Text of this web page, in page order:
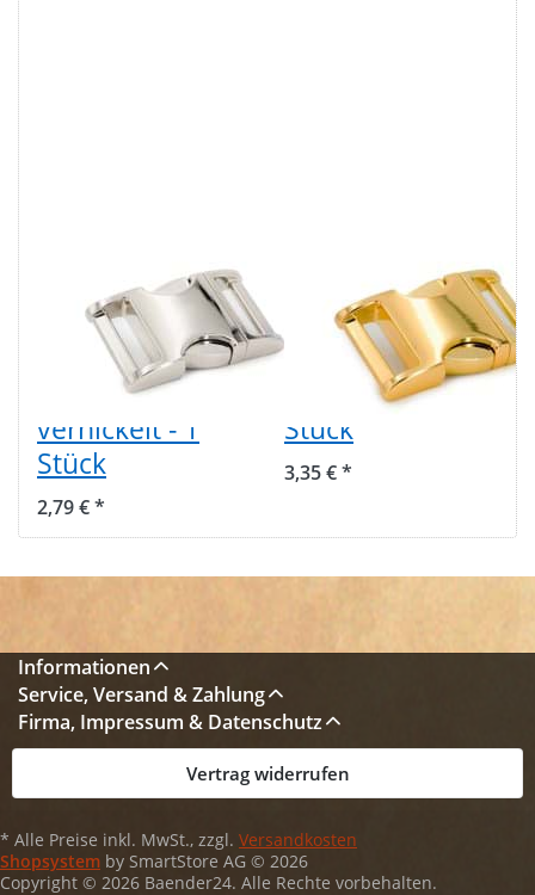
Steckschließer -
15mm
Durchlass -
hochglanz
vernickelt - 1
Stück
2,79 € *
Steckschließer -
25mm
Durchlass -
vermessingt - 1
Stück
3,35 € *
Informationen
Service, Versand & Zahlung
Firma, Impressum & Datenschutz
Vertrag widerrufen
* Alle Preise inkl. MwSt., zzgl. Versandkosten
Shopsystem by SmartStore AG © 2026
Copyright © 2026 Baender24. Alle Rechte vorbehalten.